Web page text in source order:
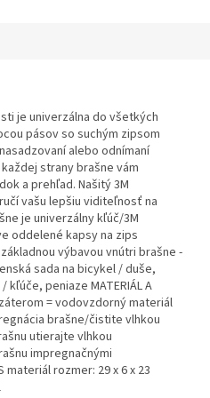
je univerzálna do všetkých
pásov so suchým zipsom
alebo odnímaní
strany brašne vám
a prehľad. Našitý 3M
vašu lepšiu viditeľnosť na
je univerzálny kľúč/3M
oddelené kapsy na zips
výbavou vnútri brašne -
sada na bicykel / duše,
peniaze MATERIÁL A
záterom = vodovzdorný materiál
brašne/čistite vlhkou
utierajte vlhkou
impregnačnými
rozmer: 29 x 6 x 23